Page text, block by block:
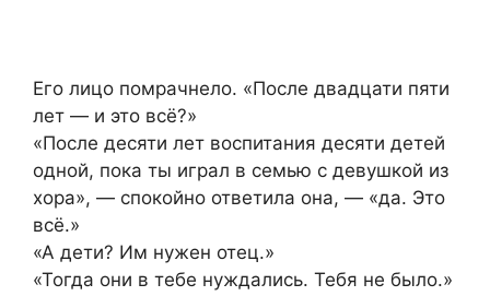
Его лицо помрачнело. «После двадцати пяти
лет — и это всё?»
«После десяти лет воспитания десяти детей
одной, пока ты играл в семью с девушкой из
хора», — спокойно ответила она, — «да. Это
всё.»
«А дети? Им нужен отец.»
«Тогда они в тебе нуждались. Тебя не было.»